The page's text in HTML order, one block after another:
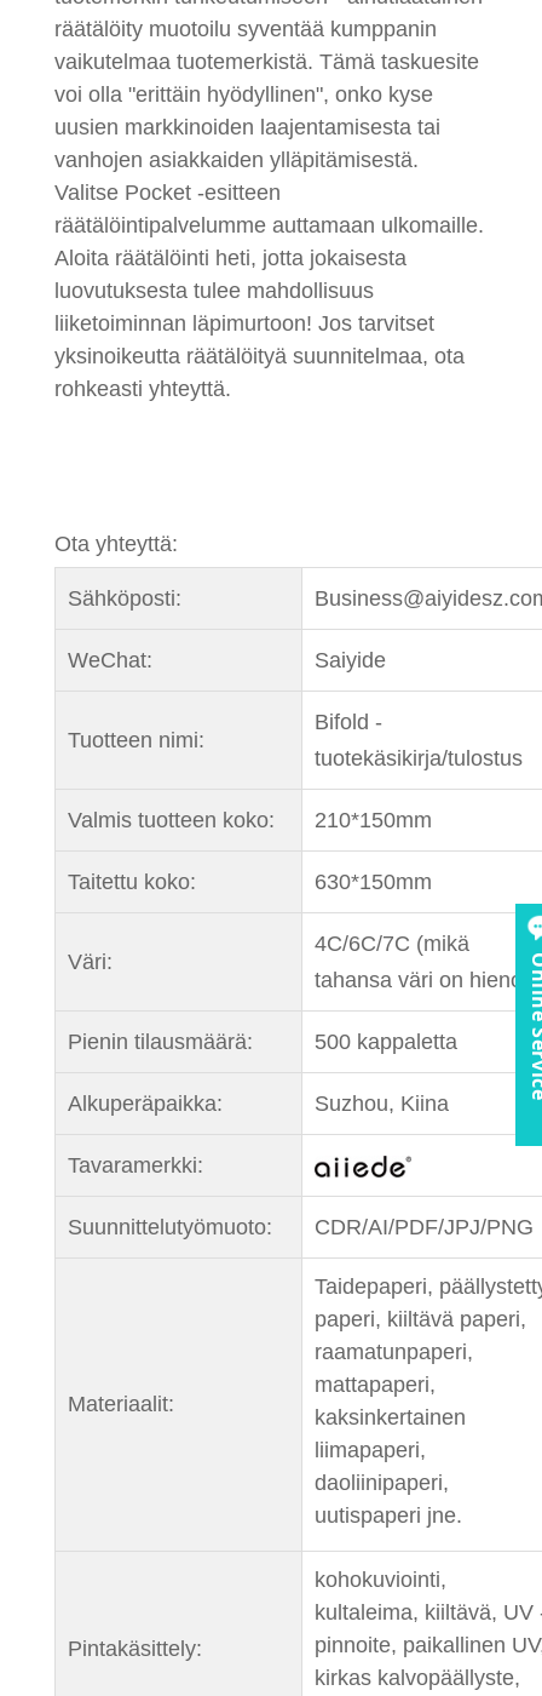
räätälöity muotoilu syventää kumppanin
vaikutelmaa tuotemerkistä. Tämä taskuesite
voi olla "erittäin hyödyllinen", onko kyse
uusien markkinoiden laajentamisesta tai
vanhojen asiakkaiden ylläpitämisestä.
Valitse Pocket -esitteen
räätälöintipalvelumme auttamaan ulkomaille.
Aloita räätälöinti heti, jotta jokaisesta
luovutuksesta tulee mahdollisuus
liiketoiminnan läpimurtoon! Jos tarvitset
yksinoikeutta räätälöityä suunnitelmaa, ota
rohkeasti yhteyttä.
Ota yhteyttä:
Sähköposti:
WeChat: Saiyide
Tuotteen nimi:
Bifold -
tuotekäsikirja/tulostus
Valmis tuotteen koko: 210*150mm
Taitettu koko: 630*150mm
Väri:
4C/6C/7C (mikä
tahansa väri on hieno)
Pienin tilausmäärä: 500 kappaletta
Alkuperäpaikka: Suzhou, Kiina
Tavaramerkki:
Suunnittelutyömuoto: CDR/AI/PDF/JPJ/PNG
Materiaalit:
Taidepaperi,
paperi, kiiltävä paperi,
raamatunpaperi,
mattapaperi,
kaksinkertainen
liimapaperi,
daoliinipaperi,
uutispaperi jne.
Pintakäsittely:
kohokuviointi,
kultaleima, kiiltävä, UV
pinnoite, paikallinen
kirkas kalvopäällyste,